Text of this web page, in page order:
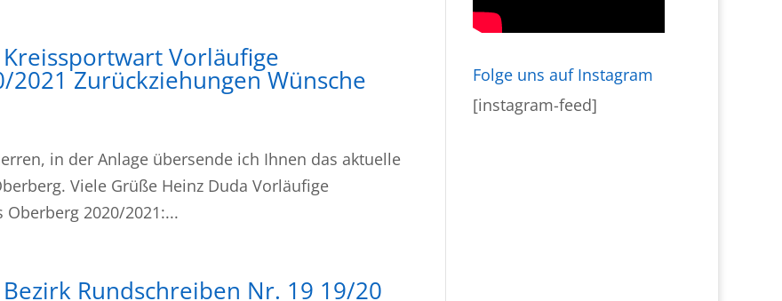
Vorläufige
Zurückziehungen Wünsche
in der Anlage übersende ich Ihnen das aktuelle
Viele Grüße Heinz Duda Vorläufige
2020/2021:...
Rundschreiben Nr. 19 19/20
Folge uns auf Instagram
[instagram-feed]